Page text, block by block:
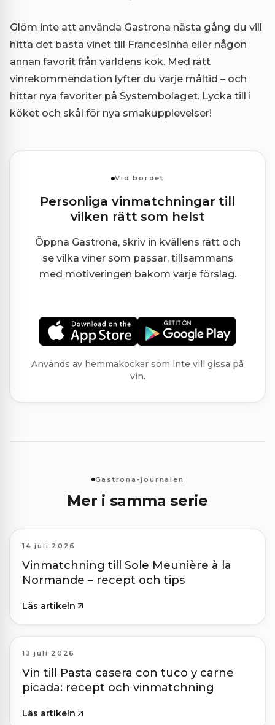
Glöm inte att använda Gastrona nästa gång du vill
hitta det bästa vinet till Francesinha eller någon
annan favorit från världens kök. Med rätt
vinrekommendation lyfter du varje måltid – och
hittar nya favoriter på Systembolaget. Lycka till i
köket och skål för nya smakupplevelser!
Vid bordet
Personliga vinmatchningar till
vilken rätt som helst
Öppna Gastrona, skriv in kvällens rätt och
se vilka viner som passar, tillsammans
med motiveringen bakom varje förslag.
Används av hemmakockar som inte vill gissa på
vin.
Gastrona-journalen
Mer i samma serie
14 juli 2026
Vinmatchning till Sole Meunière à la
Normande – recept och tips
Läs artikeln
13 juli 2026
Vin till Pasta casera con tuco y carne
picada: recept och vinmatchning
Läs artikeln